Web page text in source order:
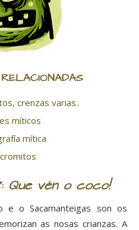
crenzas varias..
míticos
mítica
Que vén o coco!
o Sacamanteigas son os
as nosas crianzas. A